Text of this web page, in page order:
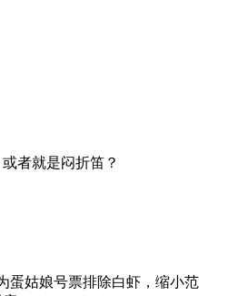
者就是闷折笛？
蛋姑娘号票排除白虾，缩小范